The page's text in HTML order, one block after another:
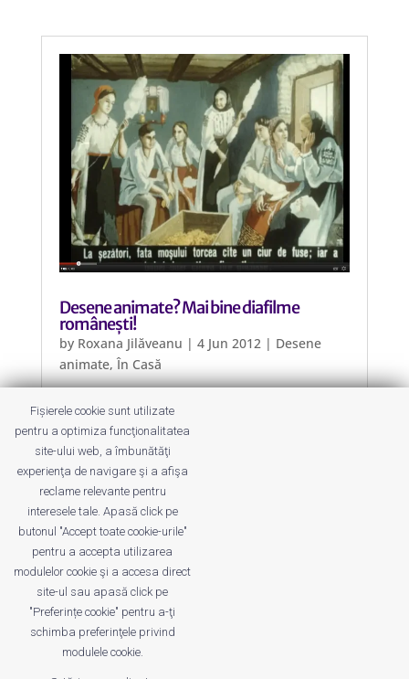
Desene animate? Mai bine diafilme
românești!
by Roxana Jilăveanu | 4 Jun 2012| Desene
animate, În Casă
Sunt pe YouTube, deci nu veți avea
nevoie de dispozitive speciale pentru
a le vedea, doar un PC și o conexiune
la internet plus chef de povești
foarte vechi și foarte frumoase.
Despre noi Publicitate
Privacy
Fișierele cookie sunt utilizate
pentru a optimiza funcţionalitatea
site-ului web, a îmbunătăţi
experienţa de navigare şi a afişa
reclame relevante pentru
interesele tale. Apasă click pe
butonul "Accept toate cookie-urile"
pentru a accepta utilizarea
modulelor cookie şi a accesa direct
site-ul sau apasă click pe
"Preferințe cookie" pentru a-ţi
schimba preferinţele privind
modulele cookie.